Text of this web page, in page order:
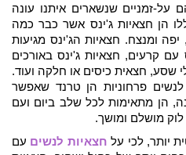
זמניים שנשארים איתנו עונה
הן חצאיות ג'ינס אשר כבר כמה
ומנצח. חצאיות הג'ינס מגיעות
עם קרעים, חצאיות ג'ינס באורכים
שסע, חצאית כיסים או חלקה ועוד.
פרחוניות הן טרנד שאפשר
הן מתאימות לכל שלב ביום ועם
לוק מושלם ומושך.
יותר, לכי על חצאיות לנשים עם